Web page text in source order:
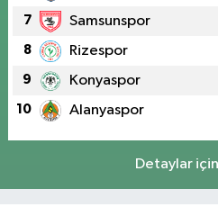
7 Samsunspor
8 Rizespor
9 Konyaspor
10 Alanyaspor
Detaylar için